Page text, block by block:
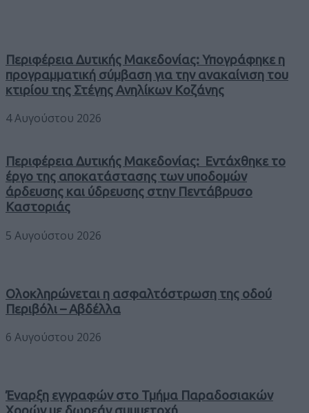
Περιφέρεια Δυτικής Μακεδονίας: Υπογράφηκε η
προγραμματική σύμβαση για την ανακαίνιση του
κτιρίου της Στέγης Ανηλίκων Κοζάνης
4 Αυγούστου 2026
Περιφέρεια Δυτικής Μακεδονίας: Εντάχθηκε το
έργο της αποκατάστασης των υποδομών
άρδευσης και ύδρευσης στην Πεντάβρυσο
Καστοριάς
5 Αυγούστου 2026
Ολοκληρώνεται η ασφαλτόστρωση της οδού
Περιβόλι – Αβδέλλα
6 Αυγούστου 2026
Έναρξη εγγραφών στο Τμήμα Παραδοσιακών